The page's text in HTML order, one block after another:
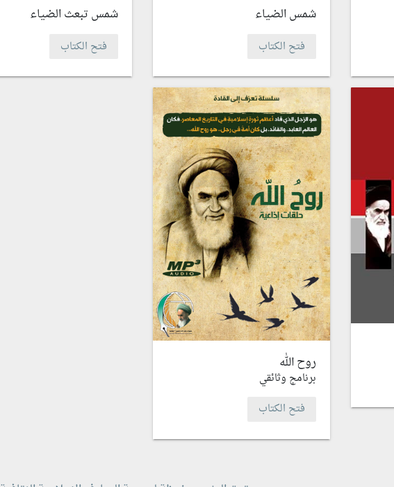
شمس الضياء
فتح الكتاب
شمس تبعث الضياء
فتح الكتاب
روح الله
برنامج وثائقي
فتح الكتاب